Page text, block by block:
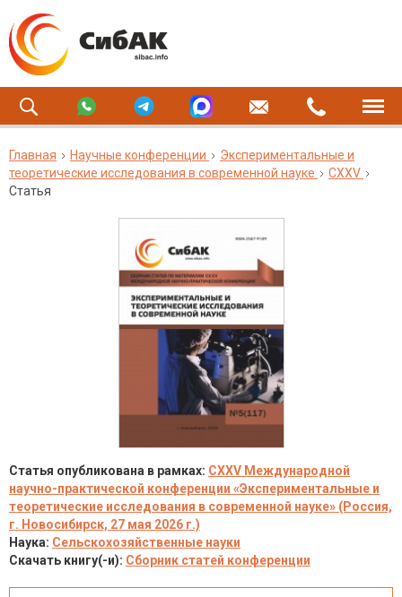
Главная Научные конференции
Экспериментальные и
теоретические исследования в современной науке
CXXV
Статья
Статья опубликована в рамках: CXXV Международной
научно-практической конференции «Экспериментальные и
теоретические исследования в современной науке» (Россия,
г. Новосибирск, 27 мая 2026 г.)
Наука: Сельскохозяйственные науки
Скачать книгу(-и): Сборник статей конференции